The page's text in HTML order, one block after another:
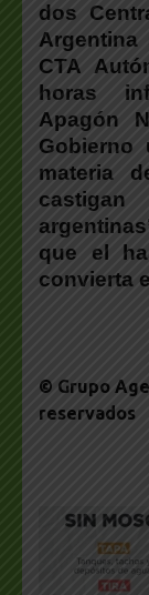
dos
Argentina
CTA
horas
Apagón
Gobierno
materia
que el
convierta
© Grupo
reservados